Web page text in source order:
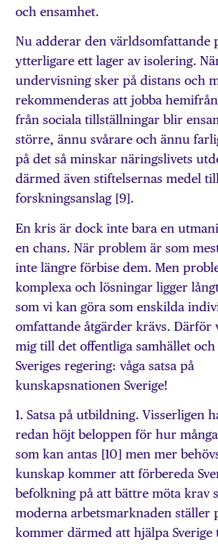
och ensamhet.
Nu adderar den världsomfattande
ytterligare ett lager av isolering.
undervisning sker på distans och
rekommenderas att jobba
från sociala tillställningar blir
större, ännu svårare och ännu
på det så minskar näringslivets
därmed även stiftelsernas medel
forskningsanslag [9].
En kris är dock inte bara en
en chans. När problem är som
inte längre förbise dem. Men
komplexa och lösningar ligger
som vi kan göra som enskilda
omfattande åtgärder krävs. Därför
mig till det offentliga samhället
Sveriges regering: våga satsa på
kunskapsnationen Sverige!
1. Satsa på utbildning. Visserligen
redan höjt beloppen för hur
som kan antas [10] men mer
kunskap kommer att förbereda
befolkning på att bättre möta krav
moderna arbetsmarknaden ställer
kommer därmed att hjälpa Sverige